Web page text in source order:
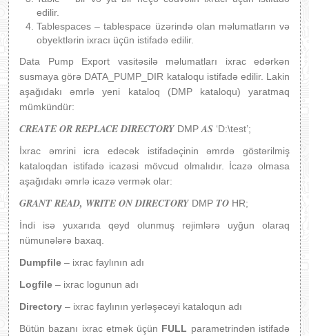
edilir.
Tablespaces – tablespace üzərində olan məlumatların və
obyektlərin ixracı üçün istifadə edilir.
Data Pump Export vasitəsilə məlumatları ixrac edərkən
susmaya görə DATA_PUMP_DIR kataloqu istifadə edilir. Lakin
aşağıdakı əmrlə yeni kataloq (DMP kataloqu) yaratmaq
mümkündür:
CREATE OR REPLACE DIRECTORY DMP AS ‘D:\test’;
İxrac əmrini icra edəcək istifadəçinin əmrdə göstərilmiş
kataloqdan istifadə icazəsi mövcud olmalıdır. İcazə olmasa
aşağıdakı əmrlə icazə vermək olar:
GRANT READ, WRITE ON DIRECTORY DMP TO HR;
İndi isə yuxarıda qeyd olunmuş rejimlərə uyğun olaraq
nümunələrə baxaq.
Dumpfile – ixrac faylının adı
Logfile – ixrac logunun adı
Directory – ixrac faylının yerləşəcəyi kataloqun adı
Bütün bazanı ixrac etmək üçün FULL parametrindən istifadə